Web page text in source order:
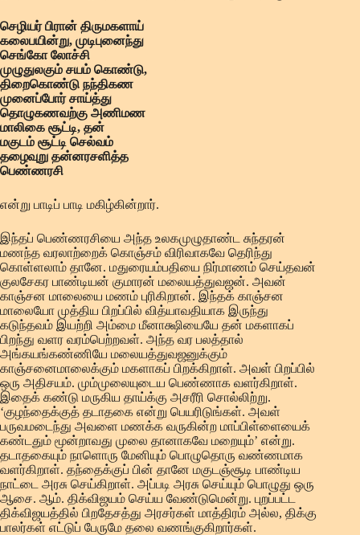
செழியர் பிரான் திருமகளாய்
கலைபயின்று, முடிபுனைந்து
செங்கோ லோச்சி
முழுதுலகும் சயம் கொண்டு,
திறைகொண்டு நந்திகண
முனைப்போர் சாய்த்து
தொழுகணவற்கு அணிமண
மாலிகை சூட்டி, தன்
மகுடம் சூட்டி செல்வம்
தழைவுறு தன்னரசளித்த
பெண்ணரசி
என்று பாடிப் பாடி மகிழ்கின்றார்.
இந்தப் பெண்ணரசியை அந்த உலகமுழுதாண்ட சுந்தரன்
மணந்த வரலாற்றைக் கொஞ்சம் விரிவாகவே தெரிந்து
கொள்ளலாம் தானே. மதுரையம்பதியை நிர்மாணம் செய்தவன்
குலசேகர பாண்டியன் குமாரன் மலையத்துவஜன். அவன்
காஞ்சன மாலையை மணம் புரிகிறான். இந்தக் காஞ்சன
மாலையோ முத்திய பிறப்பில் வித்யாவதியாக இருந்து
கடுந்தவம் இயற்றி அம்மை மீனாக்ஷியையே தன் மகளாகப்
பிறந்து வளர வரம்பெற்றவள். அந்த வர பலத்தால்
அங்கயங்கண்ணியே மலையத்துவஜனுக்கும்
காஞ்சனைமாலைக்கும் மகளாகப் பிறக்கிறாள். அவள் பிறப்பில்
ஒரு அதிசயம். மும்முலையுடைய பெண்ணாக வளர்கிறாள்.
இதைக் கண்டு மருகிய தாய்க்கு அசரீரி சொல்லிற்று.
‘குழந்தைக்குத் தடாதகை என்று பெயரிடுங்கள். அவள்
பருவமடைந்து அவளை மணக்க வருகின்ற மாப்பிள்ளையைக்
கண்டதும் மூன்றாவது முலை தானாகவே மறையும்’ என்று.
தடாதகையும் நாளொரு மேனியும் பொழுதொரு வண்ணமாக
வளர்கிறாள். தந்தைக்குப் பின் தானே மகுடஞ்சூடி பாண்டிய
நாட்டை அரசு செய்கிறாள். அப்படி அரசு செய்யும் பொழுது ஒரு
ஆசை. ஆம். திக்விஜயம் செய்ய வேண்டுமென்று. புறப்பட்ட
திக்விஜயத்தில் பிறதேசத்து அரசர்கள் மாத்திரம் அல்ல, திக்கு
பாலர்கள் எட்டுப் பேருமே தலை வணங்குகிறார்கள்.